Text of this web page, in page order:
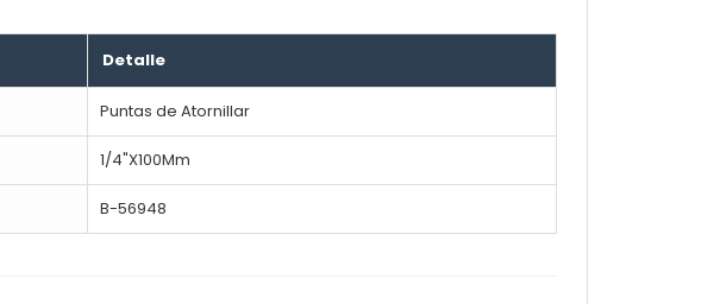
Detalle
Puntas de Atornillar
1/4"X100Mm
B-56948